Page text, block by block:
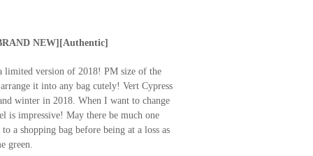
NEW][Authentic]
limited version of 2018! PM size of the
it into any bag cutely! Vert Cypress
winter in 2018. When I want to change
is impressive! May there be much one
a shopping bag before being at a loss as
green.